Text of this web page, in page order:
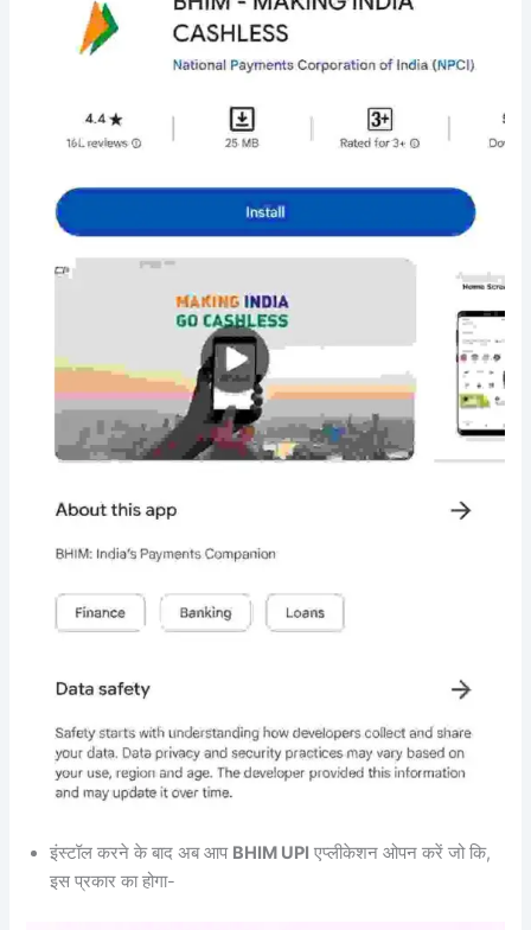
इंस्टॉल करने के बाद अब आप BHIM UPI एप्लीकेशन ओपन करें जो कि,
इस प्रकार का होगा-